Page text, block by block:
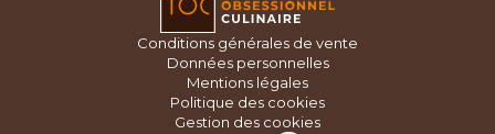
Conditions générales de vente
Données personnelles
Mentions légales
Politique des cookies
Gestion des cookies